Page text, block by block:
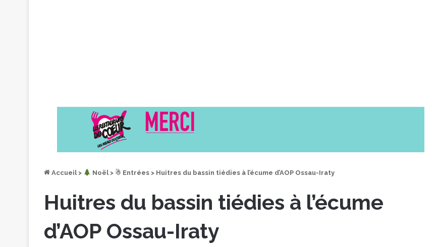
Accueil > ︎ Noël > ☃ Entrées > Huitres du bassin tiédies à l’écume d’AOP Ossau-Iraty
Huitres du bassin tiédies à l’écume
d’AOP Ossau-Iraty